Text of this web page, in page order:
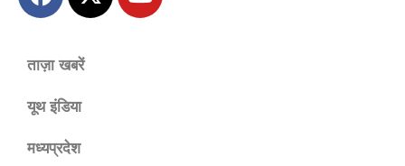
ताज़ा खबरें
यूथ इंडिया
मध्यप्रदेश